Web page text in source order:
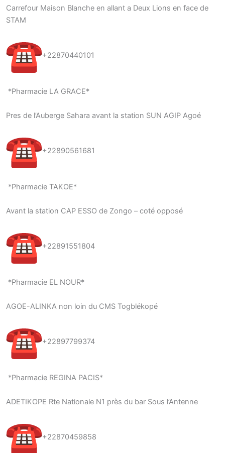
Carrefour Maison Blanche en allant a Deux Lions en face de
STAM
+22870440101
*Pharmacie LA GRACE*
Pres de l’Auberge Sahara avant la station SUN AGIP Agoé
+22890561681
*Pharmacie TAKOE*
Avant la station CAP ESSO de Zongo – coté opposé
+22891551804
*Pharmacie EL NOUR*
AGOE-ALINKA non loin du CMS Togblékopé
+22897799374
*Pharmacie REGINA PACIS*
ADETIKOPE Rte Nationale N1 près du bar Sous l’Antenne
+22870459858